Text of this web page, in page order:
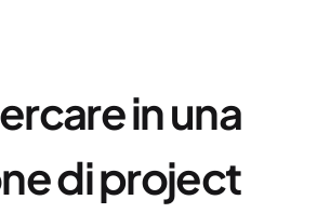
in una
di project